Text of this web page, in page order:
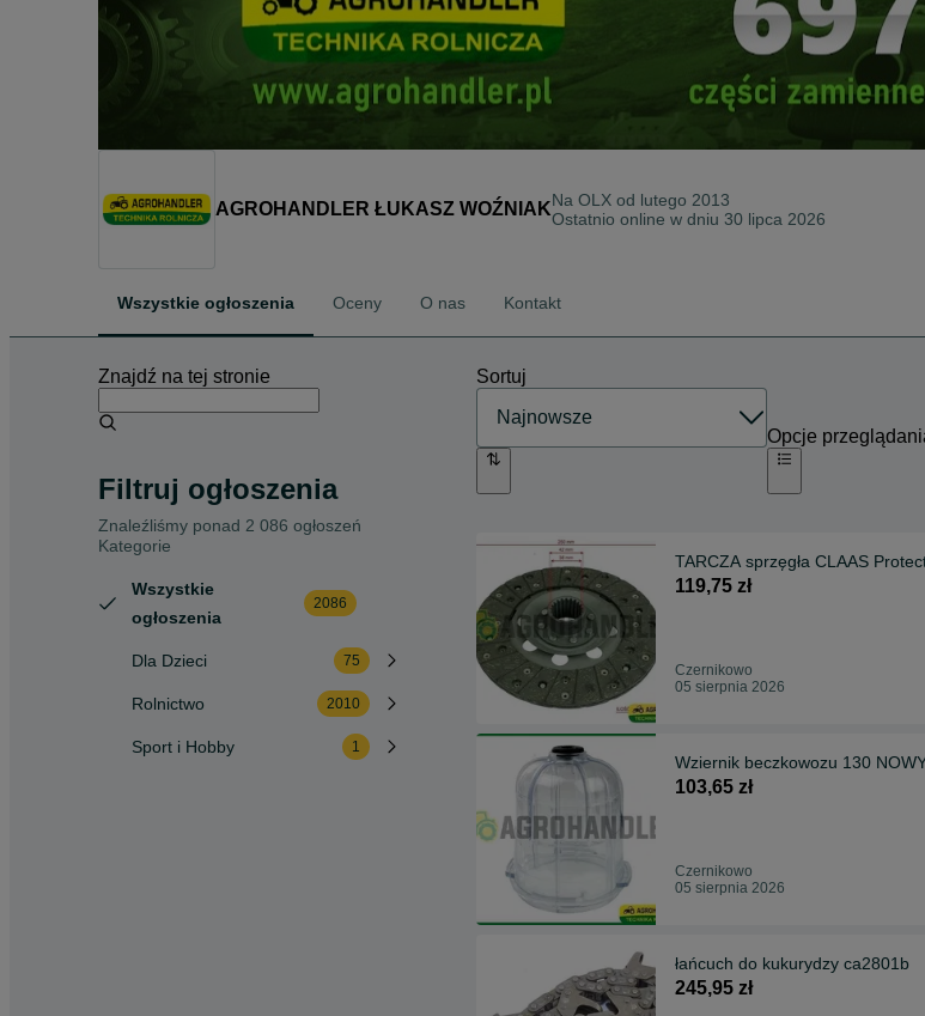
AGROHANDLER ŁUKASZ WOŹNIAKNa OLX od lutego 2013
Ostatnio online w dniu 30 lipca 2026
Wszystkie ogłoszenia Oceny O nas Kontakt
Znajdź na tej stronie
Filtruj ogłoszenia
Znaleźliśmy ponad 2 086 ogłoszeń
Kategorie
Wszystkie
ogłoszenia
2086
Dla Dzieci 75
Rolnictwo 2010
Sport i Hobby 1
Sortuj
Opcje
TARCZA sprzęgła CLAAS
119,75 zł
Czernikowo
05 sierpnia 2026
Wziernik beczkowozu 130
103,65 zł
Czernikowo
05 sierpnia 2026
łańcuch do kukurydzy ca2801b
245,95 zł